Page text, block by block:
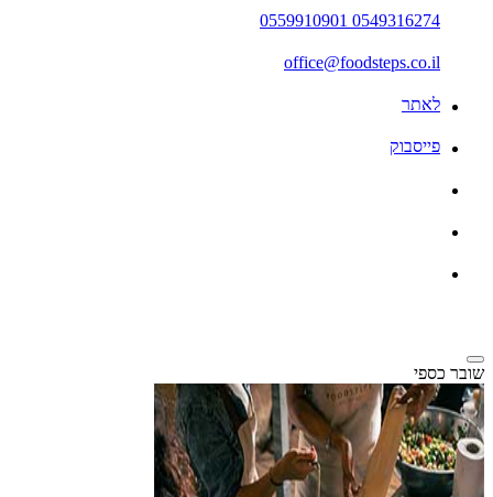
0549316274 0559910901
office@foodsteps.co.il
לאתר
פייסבוק
שובר כספי